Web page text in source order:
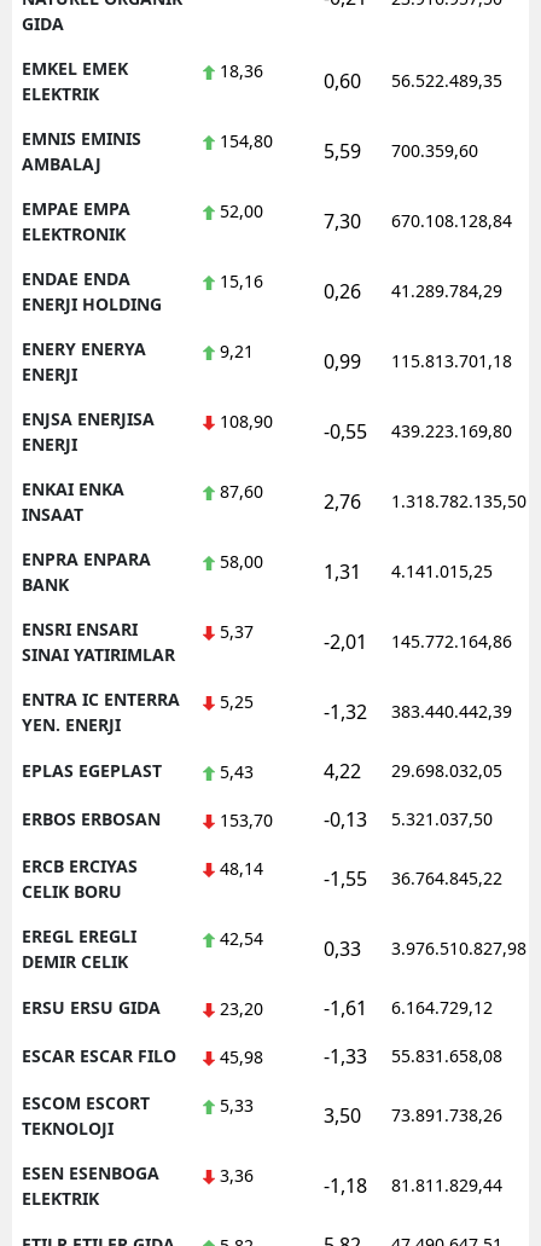
GIDA
EMKEL EMEK
ELEKTRIK
18,36 0,60 56.522.489,35
EMNIS EMINIS
AMBALAJ
154,80 5,59 700.359,60
EMPAE EMPA
ELEKTRONIK
52,00 7,30 670.108.128,84
ENDAE ENDA
ENERJI HOLDING
15,16 0,26 41.289.784,29
ENERY ENERYA
ENERJI
9,21 0,99 115.813.701,18
ENJSA ENERJISA
ENERJI
108,90 -0,55 439.223.169,80
ENKAI ENKA
INSAAT
87,60 2,76 1.318.782.135,50
ENPRA ENPARA
BANK
58,00 1,31 4.141.015,25
ENSRI ENSARI
SINAI YATIRIMLAR
5,37 -2,01 145.772.164,86
ENTRA IC ENTERRA
YEN. ENERJI
5,25 -1,32 383.440.442,39
EPLAS EGEPLAST 5,43 4,22 29.698.032,05
ERBOS ERBOSAN 153,70 -0,13 5.321.037,50
ERCB ERCIYAS
CELIK BORU
48,14 -1,55 36.764.845,22
EREGL EREGLI
DEMIR CELIK
42,54 0,33 3.976.510.827,98
ERSU ERSU GIDA 23,20 -1,61 6.164.729,12
ESCAR ESCAR FILO 45,98 -1,33 55.831.658,08
ESCOM ESCORT
TEKNOLOJI
5,33 3,50 73.891.738,26
ESEN ESENBOGA
ELEKTRIK
3,36 -1,18 81.811.829,44